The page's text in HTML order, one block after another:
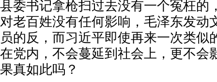
县委书记拿枪扫过去没有一个冤枉的
对老百姓没有任何影响，毛泽东发动
员的反，而习近平即使再来一次类似
在党内，不会蔓延到社会上，更不会
果真如此吗？